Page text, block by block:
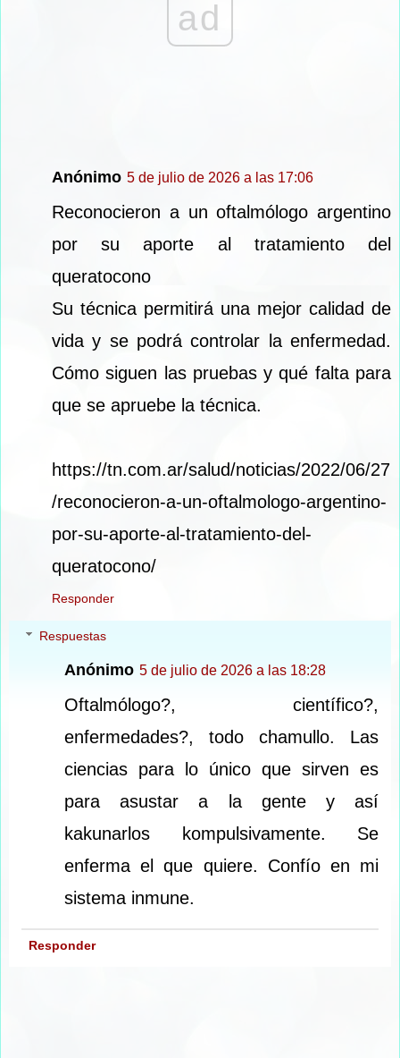
ad
Anónimo 5 de julio de 2026 a las 17:06
Reconocieron a un oftalmólogo argentino
por su aporte al tratamiento del
queratocono
Su técnica permitirá una mejor calidad de
vida y se podrá controlar la enfermedad.
Cómo siguen las pruebas y qué falta para
que se apruebe la técnica.
https://tn.com.ar/salud/noticias/2022/06/27
/reconocieron-a-un-oftalmologo-argentino-
por-su-aporte-al-tratamiento-del-
queratocono/
Responder
Respuestas
Anónimo 5 de julio de 2026 a las 18:28
Oftalmólogo?, científico?,
enfermedades?, todo chamullo. Las
ciencias para lo único que sirven es
para asustar a la gente y así
kakunarlos kompulsivamente. Se
enferma el que quiere. Confío en mi
sistema inmune.
Responder